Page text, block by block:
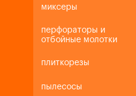
миксеры
перфораторы и
отбойные молотки
плиткорезы
пылесосы